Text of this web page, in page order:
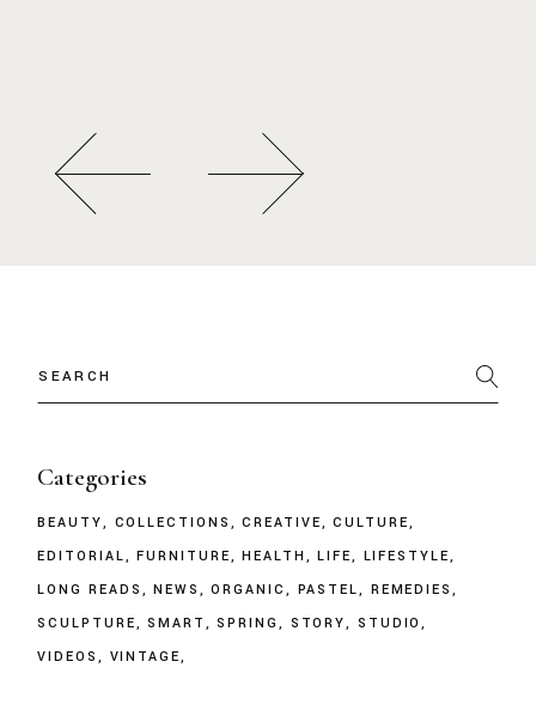
Categories
BEAUTY COLLECTIONS CREATIVE
CULTURE
EDITORIAL
FURNITURE HEALTH LIFE
LIFESTYLE
LONG READS
NEWS ORGANIC PASTEL
REMEDIES
SCULPTURE
SMART SPRING STORY
STUDIO
VIDEOS
VINTAGE